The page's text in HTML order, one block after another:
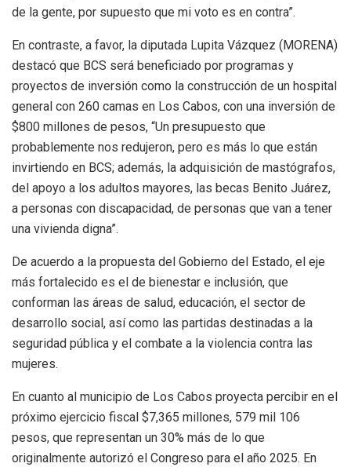
de la gente, por supuesto que mi voto es en contra”.
En contraste, a favor, la diputada Lupita Vázquez (MORENA)
destacó que BCS será beneficiado por programas y
proyectos de inversión como la construcción de un hospital
general con 260 camas en Los Cabos, con una inversión de
$800 millones de pesos, “Un presupuesto que
probablemente nos redujeron, pero es más lo que están
invirtiendo en BCS; además, la adquisición de mastógrafos,
del apoyo a los adultos mayores, las becas Benito Juárez,
a personas con discapacidad, de personas que van a tener
una vivienda digna”.
De acuerdo a la propuesta del Gobierno del Estado, el eje
más fortalecido es el de bienestar e inclusión, que
conforman las áreas de salud, educación, el sector de
desarrollo social, así como las partidas destinadas a la
seguridad pública y el combate a la violencia contra las
mujeres.
En cuanto al municipio de Los Cabos proyecta percibir en el
próximo ejercicio fiscal $7,365 millones, 579 mil 106
pesos, que representan un 30% más de lo que
originalmente autorizó el Congreso para el año 2025. En